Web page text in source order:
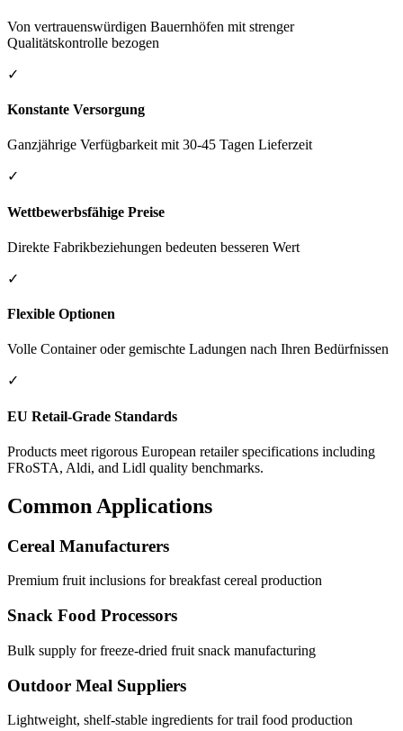
Von vertrauenswürdigen Bauernhöfen mit strenger
Qualitätskontrolle bezogen
✓
Konstante Versorgung
Ganzjährige Verfügbarkeit mit 30-45 Tagen Lieferzeit
✓
Wettbewerbsfähige Preise
Direkte Fabrikbeziehungen bedeuten besseren Wert
✓
Flexible Optionen
Volle Container oder gemischte Ladungen nach Ihren Bedürfnissen
✓
EU Retail-Grade Standards
Products meet rigorous European retailer specifications including
FRoSTA, Aldi, and Lidl quality benchmarks.
Common Applications
Cereal Manufacturers
Premium fruit inclusions for breakfast cereal production
Snack Food Processors
Bulk supply for freeze-dried fruit snack manufacturing
Outdoor Meal Suppliers
Lightweight, shelf-stable ingredients for trail food production